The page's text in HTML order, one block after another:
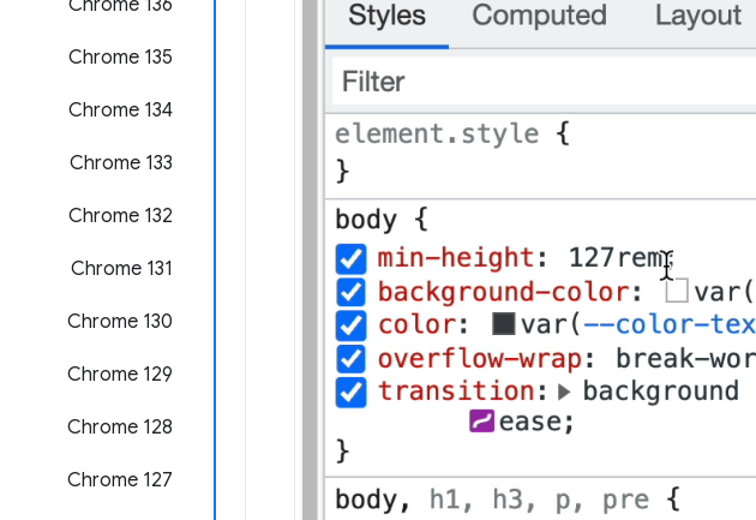
Chrome 136
Chrome 135
‫Chrome 134
‫Chrome 133
Chrome 132
Chrome 131
Chrome 130
Chrome 129
‫Chrome 128
‫Chrome 127